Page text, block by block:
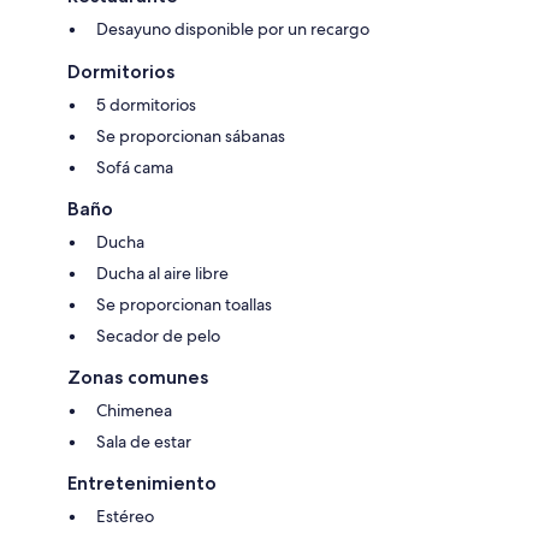
- Transfer al aeropuerto Pagos 30,00 € por persona por trayecto
- Desayuno Pagos 25,00 € por noche
Desayuno disponible por un recargo
Dormitorios
5 dormitorios
Se proporcionan sábanas
Sofá cama
Baño
Ducha
Ducha al aire libre
Se proporcionan toallas
Secador de pelo
Zonas comunes
Chimenea
Sala de estar
Entretenimiento
Estéreo